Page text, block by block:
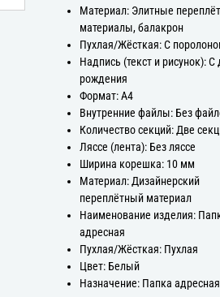
Материал: Элитные
материалы, балакрон
Пухлая/Жёсткая: С
Надпись (текст и рисунок): С
рождения
Формат: А4
Внутренние файлы: Без
Количество секций: Две
Ляссе (лента): Без ляссе
Ширина корешка: 10 мм
Материал: Дизайнерский
переплётный материал
Наименование изделия:
адресная
Пухлая/Жёсткая: Пухлая
Цвет: Белый
Назначение: Папка адресная